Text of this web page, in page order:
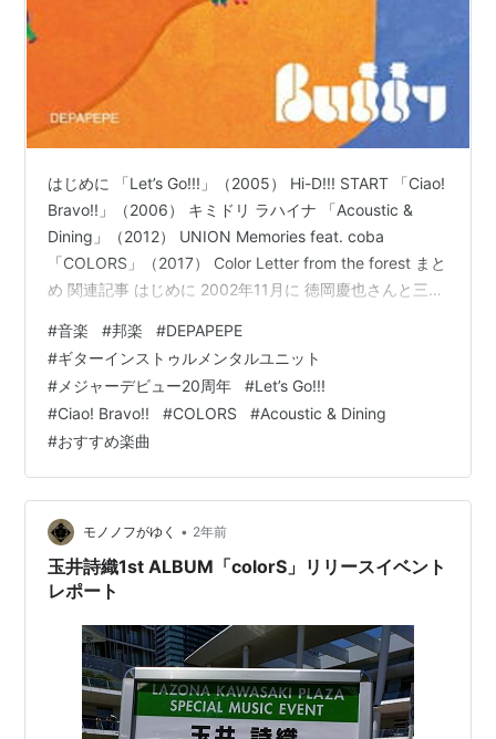
はじめに 「Let’s Go!!!」（2005） Hi-D!!! START 「Ciao!
Bravo!!」（2006） キミドリ ラハイナ 「Acoustic &
Dining」（2012） UNION Memories feat. coba
「COLORS」（2017） Color Letter from the forest まと
め 関連記事 はじめに 2002年11月に 徳岡慶也さんと三浦
ットDEPAPEPE この投稿をInstagramで見る
www.instagram.com 2005年の「Let’s Go!!!」でメジャ
ーデビュ…
#音楽 #邦楽 #DEPAPEPE
#ギターインストゥルメンタルユニット
# メジャーデビュー20周年 #Let’s Go!!!
#Ciao! Bravo!! #COLORS #Acoustic & Dining
#おすすめ楽曲
モノノフがゆく • 2年前
玉井詩織1st ALBUM「colorS」リリースイベント
レポート